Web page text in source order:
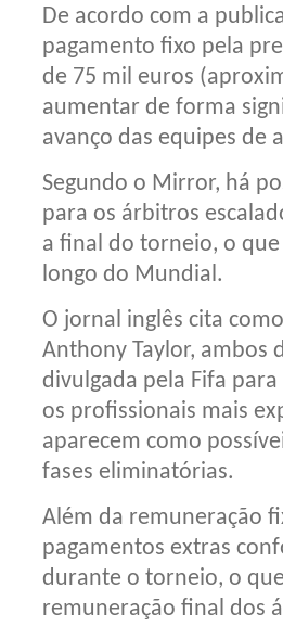
De acordo com a
pagamento fixo pela
de 75 mil euros
aumentar de forma
avanço das equipes de
Segundo o Mirror, há
para os árbitros
a final do torneio, o
longo do Mundial.
O jornal inglês cita
Anthony Taylor, ambos
divulgada pela Fifa
os profissionais mais
aparecem como
fases eliminatórias.
Além da remuneração
pagamentos extras
durante o torneio, o
remuneração final dos